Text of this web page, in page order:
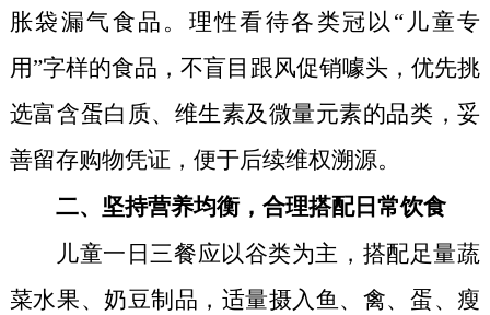
胀袋漏气食品。理性看待各类冠以“儿童专
用”字样的食品，不盲目跟风促销噱头，优先挑
选富含蛋白质、维生素及微量元素的品类，妥
善留存购物凭证，便于后续维权溯源。
二、坚持营养均衡，合理搭配日常饮食
儿童一日三餐应以谷类为主，搭配足量蔬
菜水果、奶豆制品，适量摄入鱼、禽、蛋、瘦